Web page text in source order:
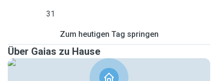
31
Zum heutigen Tag springen
Über Gaias zu Hause